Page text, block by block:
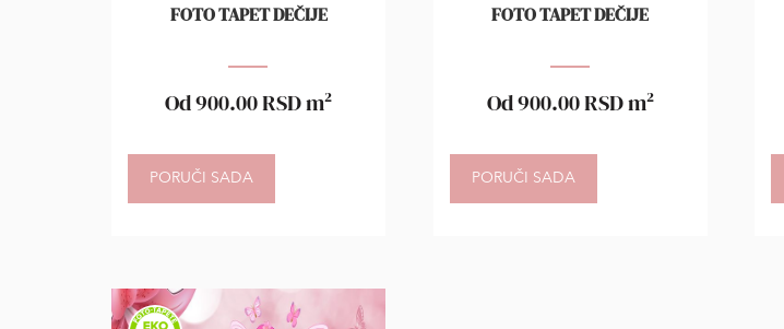
FOTO TAPET DEČIJE
Od900.00RSDm²
PORUČI SADA
FOTO TAPET DEČIJE
Od900.00RSDm²
PORUČI SADA